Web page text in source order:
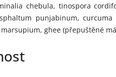
chebula, tinospora
punjabinum, curcuma
ghee (přepuštěné